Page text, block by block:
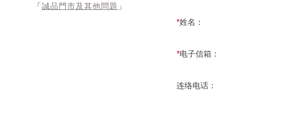
「 誠品門市及其他問題 」
*姓名：
*电子信箱：
连络电话：